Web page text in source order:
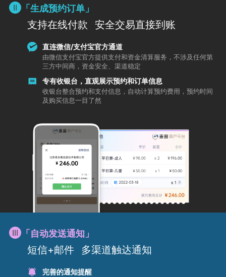
「生成预约订单」
支持在线付款 安全交易直接到账
直连微信/支付宝官方通道
由微信支付宝官方提供支付和资金清算服务，不涉及任何第
三方中间商，资金安全、渠道稳定
专有收银台，直观展示预约和订单信息
收银台整合预约和支付信息，自动计算预约费用，预约时间
及购买信息一目了然
「自动发送通知」
短信+邮件 多渠道触达通知
完善的通知提醒